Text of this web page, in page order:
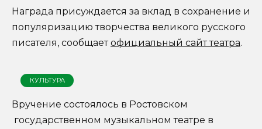
Награда присуждается за вклад в сохранение и
популяризацию творчества великого русского
писателя, сообщаетофициальный сайт театра.
КУЛЬТУРА
Вручение состоялось в Ростовском
государственном музыкальном театре в